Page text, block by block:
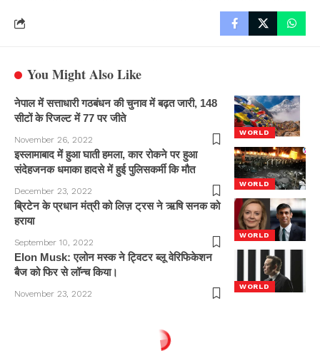
You Might Also Like
WORLD
नेपाल में सत्ताधारी गठबंधन की चुनाव में बढ़त जारी, 148
सीटों के रिजल्ट में 77 पर जीते
November 26, 2022
WORLD
इस्लामाबाद में हुआ घाती हमला, कार रोकने पर हुआ
संदेहजनक धमाका हादसे में हुई पुलिसकर्मी कि मौत
December 23, 2022
WORLD
ब्रिटेन के प्रधान मंत्री को लिज़ ट्रस ने ऋषि सनक को
हराया
September 10, 2022
WORLD
Elon Musk: एलोन मस्क ने ट्विटर ब्लू वेरिफिकेशन
बैज को फिर से लॉन्च किया।
November 23, 2022